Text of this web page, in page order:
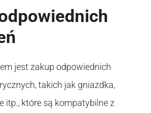
jest zakup odpowiednich
takich jak gniazdka,
itp., które są kompatybilne z